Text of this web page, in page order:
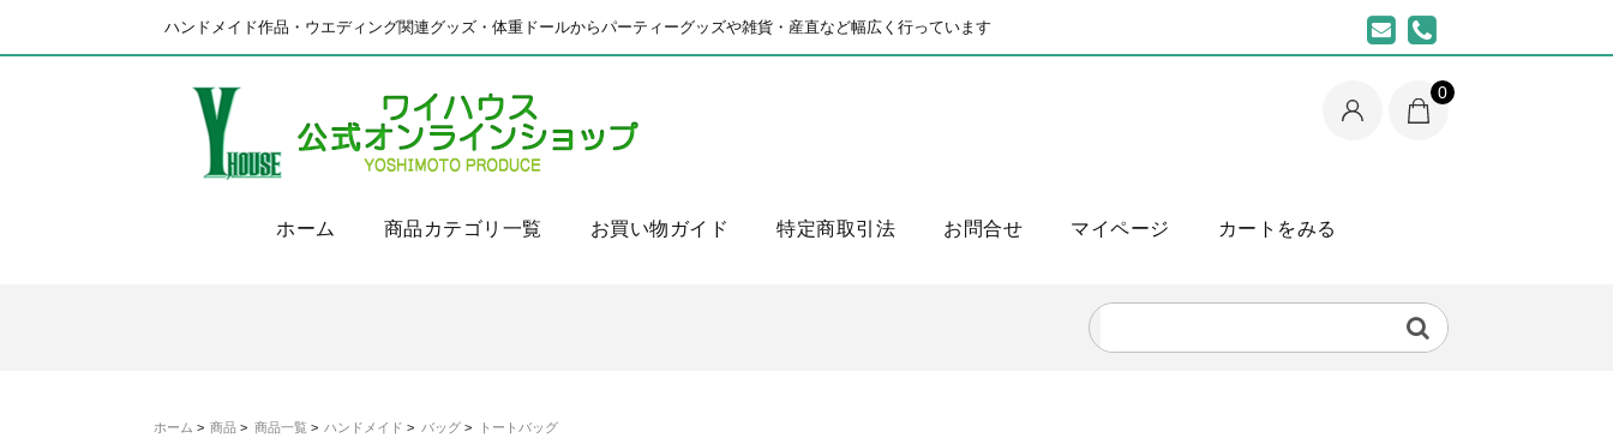
ハンドメイド作品・ウエディング関連グッズ・体重ドールからパーティーグッズや雑貨・産直など幅広く行っています
0
ホーム 商品カテゴリ一覧 お買い物ガイド 特定商取引法 お問合せ マイページ カートをみる
ホーム > 商品 > 商品一覧 > ハンドメイド > バッグ> トートバッグ